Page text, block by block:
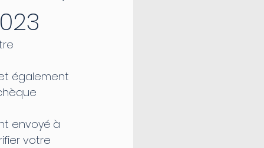
également
envoyé à
votre